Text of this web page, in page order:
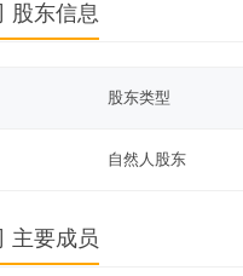
股东信息
股东类型
自然人股东
主要成员